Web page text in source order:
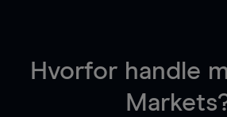
Hvorfor handle